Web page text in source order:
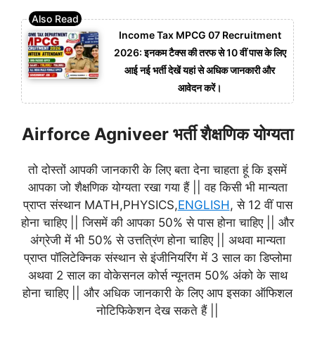
Income Tax MPCG 07 Recruitment
2026: इनकम टैक्स की तरफ से 10 वीं पास के लिए
आई नई भर्ती देखें यहां से अधिक जानकारी और
आवेदन करें।
Airforce Agniveer भर्ती शैक्षणिक योग्यता
तो दोस्तों आपकी जानकारी के लिए बता देना चाहता हूं कि इसमें
आपका जो शैक्षणिक योग्यता रखा गया हैं || वह किसी भी मान्यता
प्राप्त संस्थान MATH,PHYSICS,ENGLISH, से 12 वीं पास
होना चाहिए || जिसमें की आपका 50% से पास होना चाहिए || और
अंग्रेजी में भी 50% से उत्तत्रिंण होना चाहिए || अथवा मान्यता
प्राप्त पॉलिटेक्निक संस्थान से इंजीनियरिंग में 3 साल का डिप्लोमा
अथवा 2 साल का वोकेसनल कोर्स न्यूनतम 50% अंको के साथ
होना चाहिए || और अधिक जानकारी के लिए आप इसका ऑफिशल
नोटिफिकेशन देख सकते हैं ||